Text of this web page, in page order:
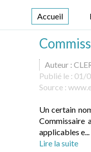
Accueil
Auteur :
Publié le : 01/
Source :
Un certain
Commissaire
applicables e...
Lire la suite